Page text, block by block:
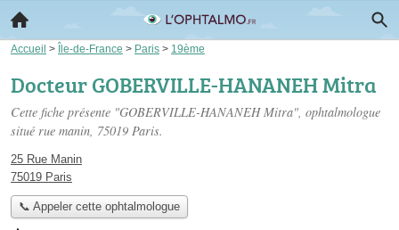
Accueil > Île-de-France > Paris > 19ème
Docteur GOBERVILLE-HANANEH Mitra
Cette fiche présente "GOBERVILLE-HANANEH Mitra", ophtalmologue
situé rue manin, 75019 Paris.
25 Rue Manin
75019 Paris
📞 Appeler cette ophtalmologue